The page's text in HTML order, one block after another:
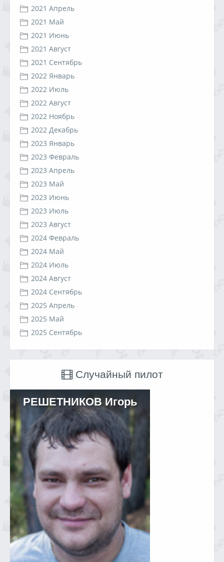
2021 Апрель
2021 Май
2021 Июнь
2021 Август
2021 Сентябрь
2022 Январь
2022 Июль
2022 Август
2022 Ноябрь
2022 Декабрь
2023 Январь
2023 Февраль
2023 Апрель
2023 Май
2023 Июнь
2023 Июль
2023 Август
2024 Февраль
2024 Май
2024 Июль
2024 Август
2024 Сентябрь
2025 Апрель
2025 Май
2025 Сентябрь
Случайный пилот
РЕШЕТНИКОВ Игорь